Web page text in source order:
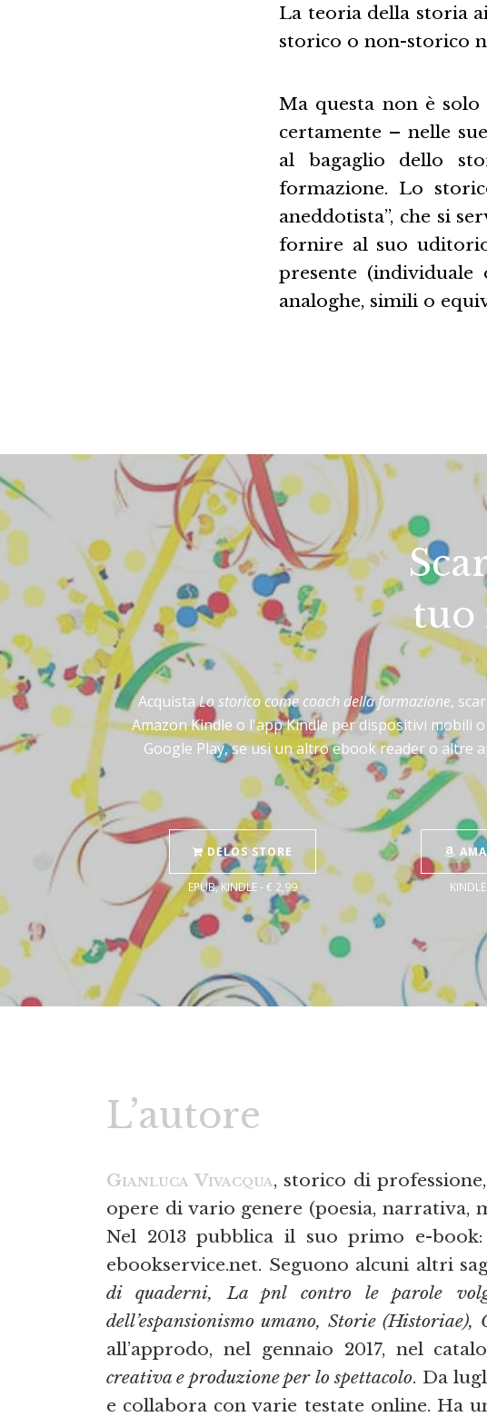
La teoria della storia
storico o non-storico
Ma questa non è
certamente – nelle
al bagaglio dello
formazione. Lo
aneddotista”, che si
fornire al suo
presente (individuale
analoghe, simili o
tuo
AcquistaLo storico come coach della formazione,
Amazon Kindle o l'app Kindle per dispositivi mobili
Google Play, se usi un altro ebook reader o altre
DELOS STORE
EPUB, KINDLE - € 2,99
L’autore
Gianluca Vivacqua, storico di
opere di vario genere (poesia, narrativa,
Nel 2013 pubblica il suo primo e-book:
ebookservice.net. Seguono alcuni altri
di quaderni, La pnl contro le parole
dell’espansionismo umano, Storie
all’approdo, nel gennaio 2017, nel
creativa e produzione per lo spettacolo. Da
e collabora con varie testate online. Ha